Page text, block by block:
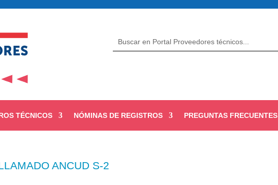
TÉCNICOS NÓMINAS DE REGISTROS PREGUNTAS FRECUENTES
ANCUD S-2